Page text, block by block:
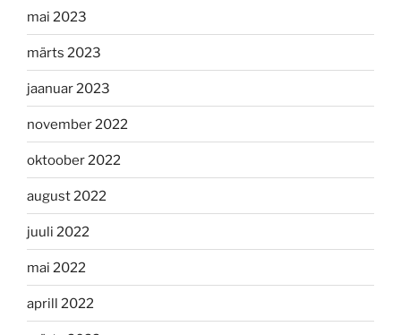
mai 2023
märts 2023
jaanuar 2023
november 2022
oktoober 2022
august 2022
juuli 2022
mai 2022
aprill 2022